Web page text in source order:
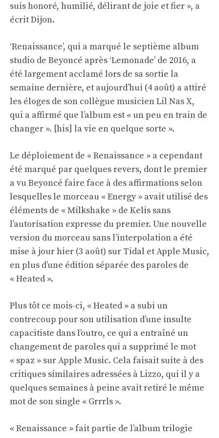
suis honoré, humilié, délirant de joie et fier », a
écrit Dijon.
‘Renaissance’, qui a marqué le septième album
studio de Beyoncé après ‘Lemonade’ de 2016, a
été largement acclamé lors de sa sortie la
semaine dernière, et aujourd’hui (4 août) a attiré
les éloges de son collègue musicien Lil Nas X,
qui a affirmé que l’album est « un peu en train de
changer ». [his] la vie en quelque sorte ».
Le déploiement de « Renaissance » a cependant
été marqué par quelques revers, dont le premier
a vu Beyoncé faire face à des affirmations selon
lesquelles le morceau « Energy » avait utilisé des
éléments de « Milkshake » de Kelis sans
l’autorisation expresse du premier. Une nouvelle
version du morceau sans l’interpolation a été
mise à jour hier (3 août) sur Tidal et Apple Music,
en plus d’une édition séparée des paroles de
« Heated ».
Plus tôt ce mois-ci, « Heated » a subi un
contrecoup pour son utilisation d’une insulte
capacitiste dans l’outro, ce qui a entraîné un
changement de paroles qui a supprimé le mot
« spaz » sur Apple Music. Cela faisait suite à des
critiques similaires adressées à Lizzo, qui il y a
quelques semaines à peine avait retiré le même
mot de son single « Grrrls ».
« Renaissance » fait partie de l’album trilogie